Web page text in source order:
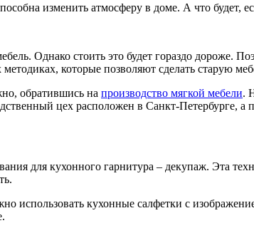
изменить атмосферу в доме. А что
Однако стоить это будет гораздо дороже.
которые позволяют сделать старую
обратившись на производство мягкой мебели.
цех расположен в Санкт-Петербурге, а
для кухонного гарнитура – декупаж. Эта
использовать кухонные салфетки с